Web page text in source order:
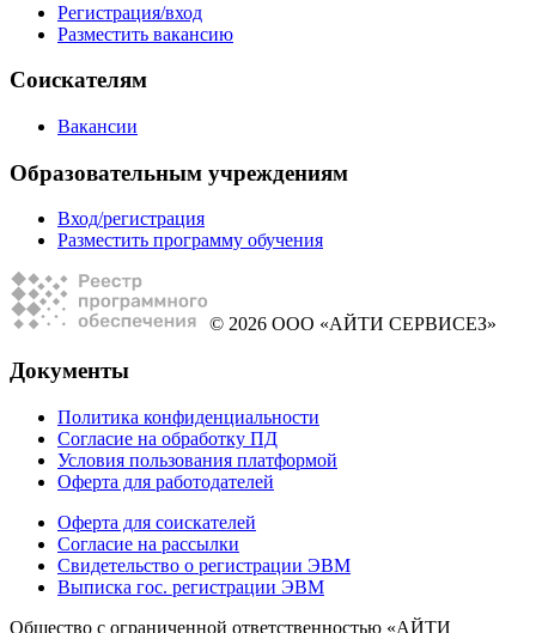
Регистрация/вход
Разместить вакансию
Соискателям
Вакансии
Образовательным учреждениям
Вход/регистрация
Разместить программу обучения
© 2026 ООО «АЙТИ СЕРВИСЕЗ»
Документы
Политика конфиденциальности
Согласие на обработку ПД
Условия пользования платформой
Оферта для работодателей
Оферта для соискателей
Согласие на рассылки
Свидетельство о регистрации ЭВМ
Выписка гос. регистрации ЭВМ
Общество с ограниченной ответственностью «АЙТИ